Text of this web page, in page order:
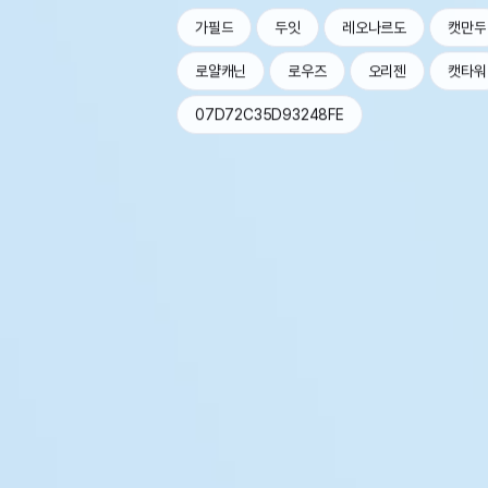
가필드 두잇 레오나르도 캣만두
로얄캐닌 로우즈 오리젠 캣타워
07D72C35D93248FE